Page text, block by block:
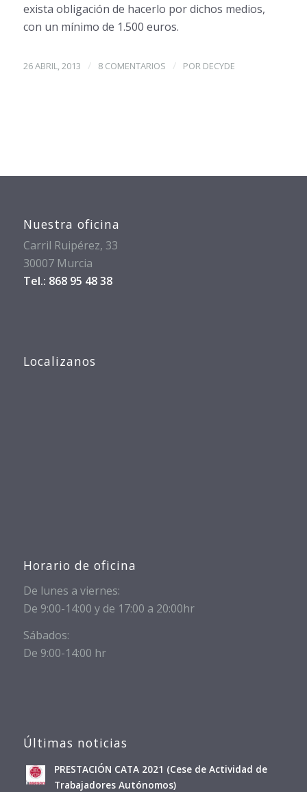
exista obligación de hacerlo por dichos medios,
con un mínimo de 1.500 euros.
26 ABRIL, 2013 / 8 COMENTARIOS / POR DECYDE
Nuestra oficina
Carril Ruipérez, 33
30007 Murcia
Tel.: 868 95 48 38
Localizanos
Horario de oficina
De lunes a viernes:
De 9:00-14:00 y de 17:00 a 20:00hr
Sábados:
De 9:00-14:00 hr
Últimas noticias
PRESTACIÓN CATA 2021 (Cese de Actividad de
Trabajadores Autónomos)